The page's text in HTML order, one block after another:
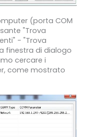
(porta COM
"Trova
- "Trova
finestra di dialogo
cercare i
come mostrato